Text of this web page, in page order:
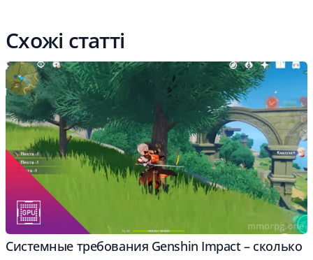
Схожі статті
Cистемные требования Genshin Impact – сколько